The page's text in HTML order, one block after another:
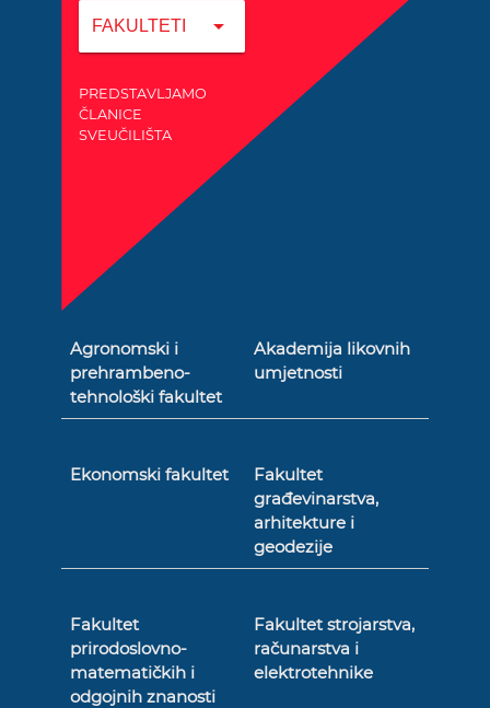
FAKULTETI arrow_drop_down
PREDSTAVLJAMO
ČLANICE
SVEUČILIŠTA
Agronomski i
prehrambeno-
tehnološki fakultet
Akademija likovnih
umjetnosti
Ekonomski fakultet
Fakultet
građevinarstva,
arhitekture i
geodezije
Fakultet
prirodoslovno-
matematičkih i
odgojnih znanosti
Fakultet strojarstva,
računarstva i
elektrotehnike